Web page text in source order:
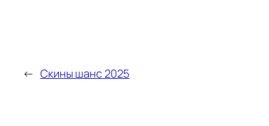
← Скины шанс 2025